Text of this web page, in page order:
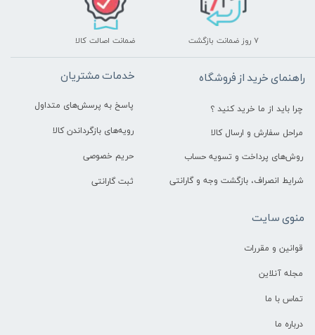
۷ روز ضمانت بازگشت ضمانت اصالت کالا
راهنمای خرید از فروشگاه
چرا باید از ما خرید کنید ؟
مراحل سفارش و ارسال کالا
روش‌های پرداخت و تسویه حساب
شرایط انصراف، بازگشت وجه و گارانتی
خدمات مشتریان
پاسخ به پرسش‌های متداول
رویه‌های بازگرداندن کالا
حریم خصوصی
ثبت گارانتی
منوی سایت
قوانین و مقررات
مجله آنلاین
تماس با ما
درباره ما